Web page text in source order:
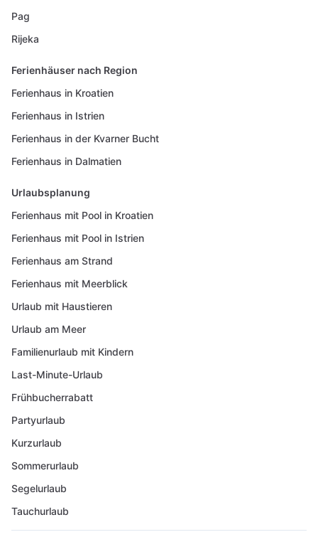
Pag
Rijeka
Ferienhäuser nach Region
Ferienhaus in Kroatien
Ferienhaus in Istrien
Ferienhaus in der Kvarner Bucht
Ferienhaus in Dalmatien
Urlaubsplanung
Ferienhaus mit Pool in Kroatien
Ferienhaus mit Pool in Istrien
Ferienhaus am Strand
Ferienhaus mit Meerblick
Urlaub mit Haustieren
Urlaub am Meer
Familienurlaub mit Kindern
Last-Minute-Urlaub
Frühbucherrabatt
Partyurlaub
Kurzurlaub
Sommerurlaub
Segelurlaub
Tauchurlaub